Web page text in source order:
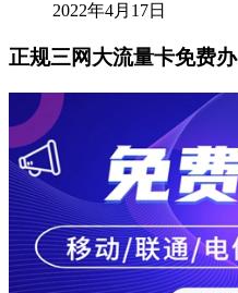
2022年4月17日
正规三网大流量卡免费办